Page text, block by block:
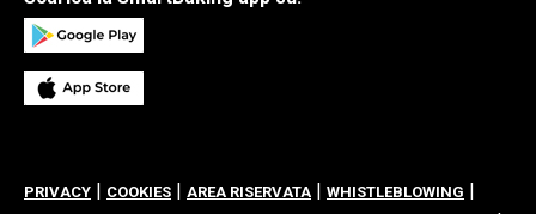
PRIVACY | COOKIES | AREA RISERVATA | WHISTLEBLOWING |